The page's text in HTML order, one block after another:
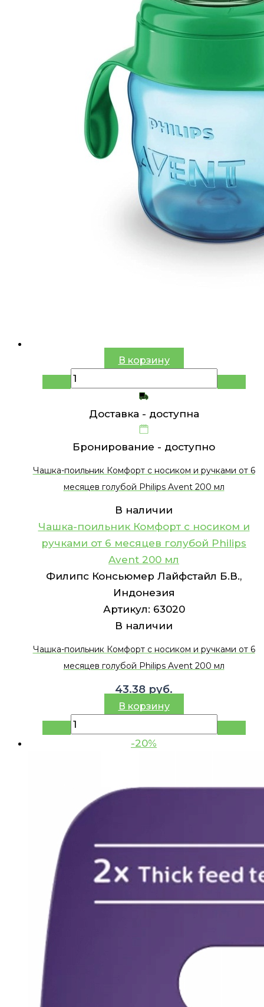
В корзину
Доставка - доступна
Бронирование - доступно
Чашка-поильник Комфорт c носиком и ручками от 6
месяцев голубой Philips Avent 200 мл
В наличии
Чашка-поильник Комфорт c носиком и
ручками от 6 месяцев голубой Philips
Avent 200 мл
Филипс Консьюмер Лайфстайл Б.В.,
Индонезия
Артикул: 63020
В наличии
Чашка-поильник Комфорт c носиком и ручками от 6
месяцев голубой Philips Avent 200 мл
43.38 руб.
В корзину
-20%